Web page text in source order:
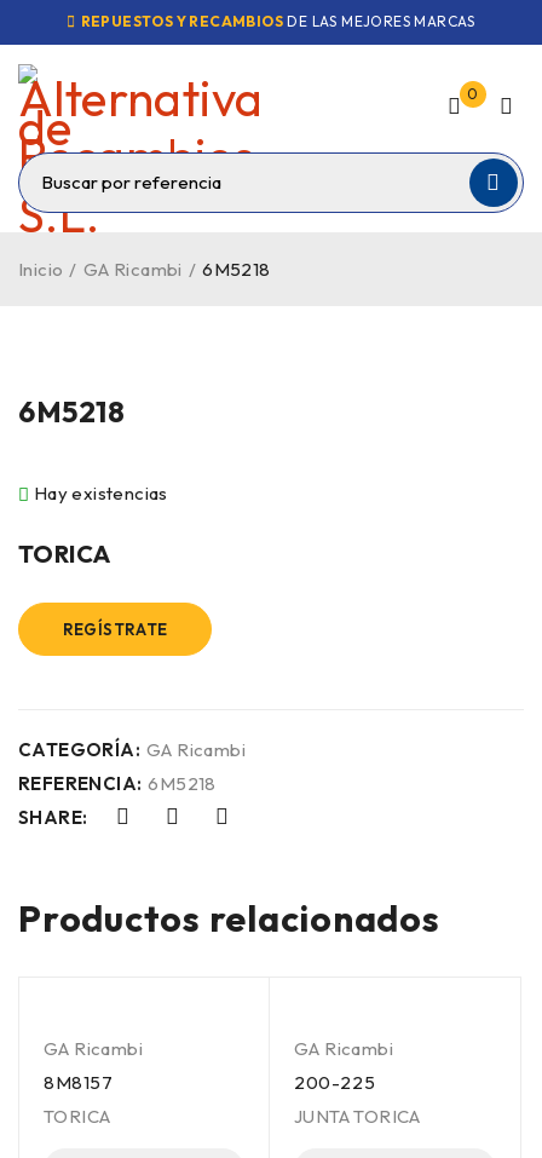
REPUESTOS Y RECAMBIOS DE LAS MEJORES MARCAS
0
Inicio / GA Ricambi / 6M5218
6M5218
Hay existencias
TORICA
REGÍSTRATE
CATEGORÍA: GA Ricambi
REFERENCIA: 6M5218
SHARE:
Productos relacionados
GA Ricambi
8M8157
TORICA
GA Ricambi
200-225
JUNTA TORICA